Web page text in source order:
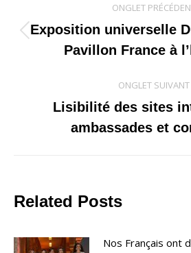
de
commentaire
ONGLET
Onglet
Exposition universelle
Pavillon France à
ONGLET SUIVANT
Onglet
suivant
Lisibilité des sites
ambassades et
Related Posts
Nos Français ont